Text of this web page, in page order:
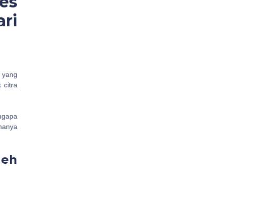
citra